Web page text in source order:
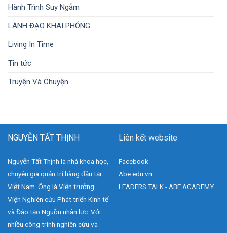
Hành Trình Suy Ngẫm
LÃNH ĐẠO KHAI PHÓNG
Living In Time
Tin tức
Truyện Và Chuyện
NGUYỄN TẤT THỊNH
Nguyễn Tất Thịnh là nhà khoa học,
chuyên gia quản trị hàng đầu tại
Việt Nam. Ông là Viện trưởng
Viện Nghiên cứu Phát triển Kinh tế
và Đào tạo Nguồn nhân lực. Với
nhiều công trình nghiên cứu và
Liên kết website
Facebook
Abe.edu.vn
LEADERS TALK - ABE ACADEMY